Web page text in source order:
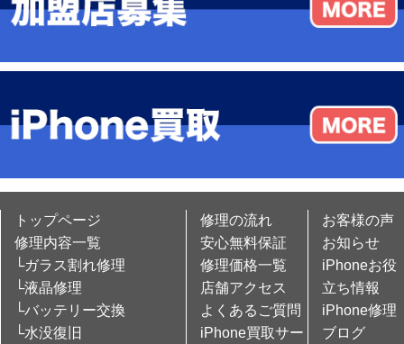
トップページ
修理内容一覧
└ガラス割れ修理
└液晶修理
└バッテリー交換
└水没復旧
修理の流れ
安心無料保証
修理価格一覧
店舗アクセス
よくあるご質問
iPhone買取サー
お客様の声
お知らせ
iPhoneお役
立ち情報
iPhone修理
ブログ